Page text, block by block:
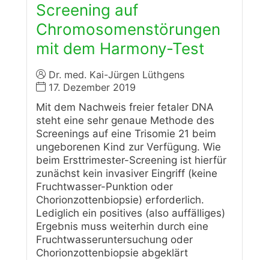
Screening auf
Chromosomenstörungen
mit dem Harmony-Test
Dr. med. Kai-Jürgen Lüthgens
17. Dezember 2019
Mit dem Nachweis freier fetaler DNA
steht eine sehr genaue Methode des
Screenings auf eine Trisomie 21 beim
ungeborenen Kind zur Verfügung. Wie
beim Ersttrimester-Screening ist hierfür
zunächst kein invasiver Eingriff (keine
Fruchtwasser-Punktion oder
Chorionzottenbiopsie) erforderlich.
Lediglich ein positives (also auffälliges)
Ergebnis muss weiterhin durch eine
Fruchtwasseruntersuchung oder
Chorionzottenbiopsie abgeklärt